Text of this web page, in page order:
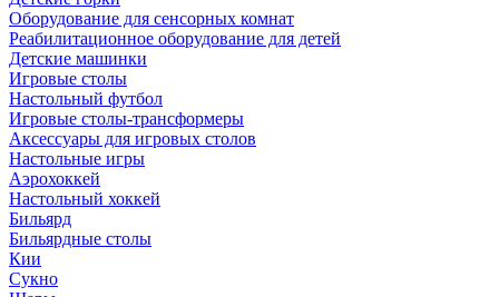
Оборудование для сенсорных комнат
Реабилитационное оборудование для детей
Детские машинки
Игровые столы
Настольный футбол
Игровые столы-трансформеры
Аксессуары для игровых столов
Настольные игры
Аэрохоккей
Настольный хоккей
Бильярд
Бильярдные столы
Кии
Сукно